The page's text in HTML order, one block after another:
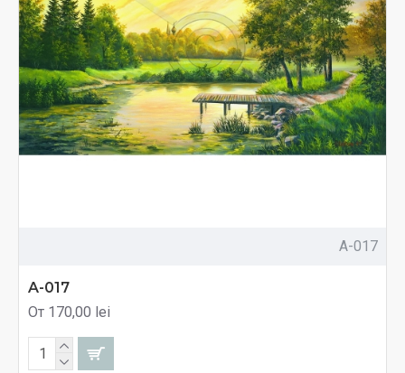
A-017
A-017
От 170,00 lei